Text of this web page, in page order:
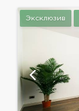
Эксклюзив